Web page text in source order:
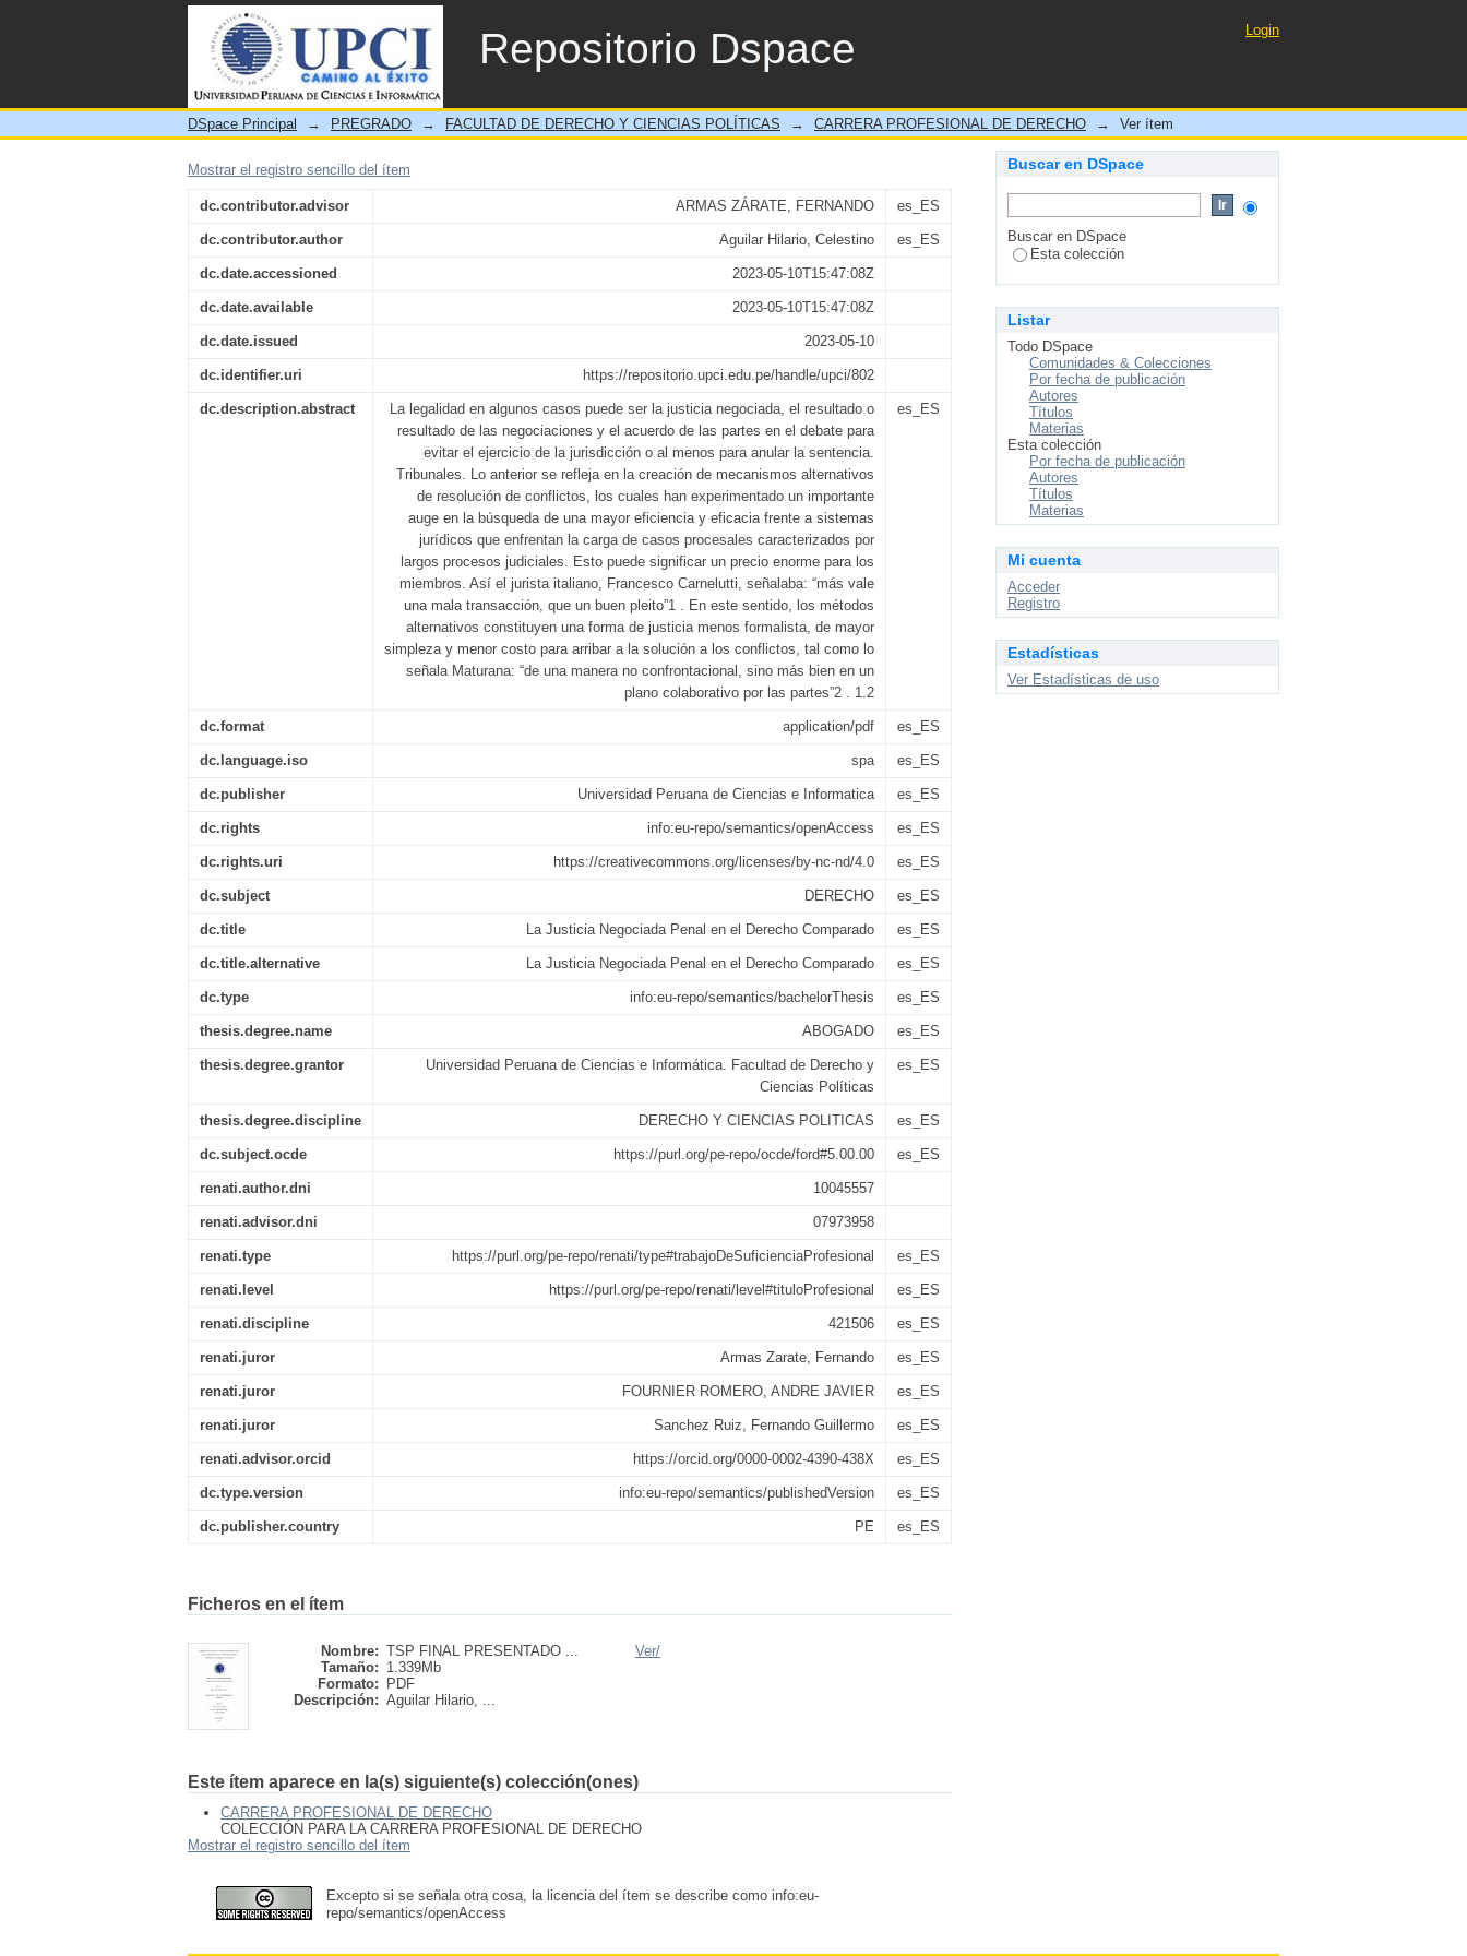
Repositorio Dspace
La Justicia Negociada Penal en el Derecho Comparado
Login
DSpace Principal → PREGRADO → FACULTAD DE DERECHO Y CIENCIAS POLÍTICAS → CARRERA PROFESIONAL DE DERECHO → Ver ítem
Mostrar el registro sencillo del ítem
dc.contributor.advisor ARMAS ZÁRATE, FERNANDO es_ES
dc.contributor.author Aguilar Hilario, Celestino es_ES
dc.date.accessioned 2023-05-10T15:47:08Z
dc.date.available 2023-05-10T15:47:08Z
dc.date.issued 2023-05-10
dc.identifier.uri https://repositorio.upci.edu.pe/handle/upci/802
dc.description.abstract
La legalidad en algunos casos puede ser la justicia negociada, el resultado o
resultado de las negociaciones y el acuerdo de las partes en el debate para
evitar el ejercicio de la jurisdicción o al menos para anular la sentencia.
Tribunales. Lo anterior se refleja en la creación de mecanismos alternativos
de resolución de conflictos, los cuales han experimentado un importante
auge en la búsqueda de una mayor eficiencia y eficacia frente a sistemas
jurídicos que enfrentan la carga de casos procesales caracterizados por
largos procesos judiciales. Esto puede significar un precio enorme para los
miembros. Así el jurista italiano, Francesco Carnelutti, señalaba: “más vale
una mala transacción, que un buen pleito”1 . En este sentido, los métodos
alternativos constituyen una forma de justicia menos formalista, de mayor
simpleza y menor costo para arribar a la solución a los conflictos, tal como lo
señala Maturana: “de una manera no confrontacional, sino más bien en un
plano colaborativo por las partes”2 . 1.2
es_ES
dc.format application/pdf es_ES
dc.language.iso spa es_ES
dc.publisher Universidad Peruana de Ciencias e Informatica es_ES
dc.rights info:eu-repo/semantics/openAccess es_ES
dc.rights.uri https://creativecommons.org/licenses/by-nc-nd/4.0 es_ES
dc.subject DERECHO es_ES
dc.title La Justicia Negociada Penal en el Derecho Comparado es_ES
dc.title.alternative La Justicia Negociada Penal en el Derecho Comparado es_ES
dc.type info:eu-repo/semantics/bachelorThesis es_ES
thesis.degree.name ABOGADO es_ES
thesis.degree.grantor
Universidad Peruana de Ciencias e Informática. Facultad de Derecho y
Ciencias Políticas
es_ES
thesis.degree.discipline DERECHO Y CIENCIAS POLITICAS es_ES
dc.subject.ocde https://purl.org/pe-repo/ocde/ford#5.00.00 es_ES
renati.author.dni 10045557
renati.advisor.dni 07973958
renati.type https://purl.org/pe-repo/renati/type#trabajoDeSuficienciaProfesional es_ES
renati.level https://purl.org/pe-repo/renati/level#tituloProfesional es_ES
renati.discipline 421506 es_ES
renati.juror Armas Zarate, Fernando es_ES
renati.juror FOURNIER ROMERO, ANDRE JAVIER es_ES
renati.juror Sanchez Ruiz, Fernando Guillermo es_ES
renati.advisor.orcid https://orcid.org/0000-0002-4390-438X es_ES
dc.type.version info:eu-repo/semantics/publishedVersion es_ES
dc.publisher.country PE es_ES
Ficheros en el ítem
Nombre: TSP FINAL PRESENTADO ...
Tamaño: 1.339Mb
Formato:
PDF
Descripción: Aguilar Hilario, ...
Ver/
Este ítem aparece en la(s) siguiente(s) colección(ones)
CARRERA PROFESIONAL DE DERECHO
COLECCIÓN PARA LA CARRERA PROFESIONAL DE DERECHO
Mostrar el registro sencillo del ítem
Excepto si se señala otra cosa, la licencia del ítem se describe como info:eu-
repo/semantics/openAccess
Buscar en DSpace
Buscar en DSpace
Esta colección
Listar
Todo DSpace
Comunidades & Colecciones
Por fecha de publicación
Autores
Títulos
Materias
Esta colección
Por fecha de publicación
Autores
Títulos
Materias
Mi cuenta
Acceder
Registro
Estadísticas
Ver Estadísticas de uso